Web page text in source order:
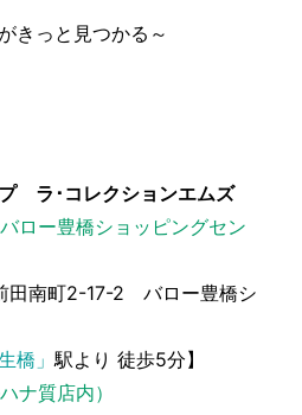
きっと見つかる～
ラ･コレクションエムズ
ロー豊橋ショッピングセン
南町2-17-2 バロー豊橋シ
橋」駅より 徒歩5分】
ナ質店内）